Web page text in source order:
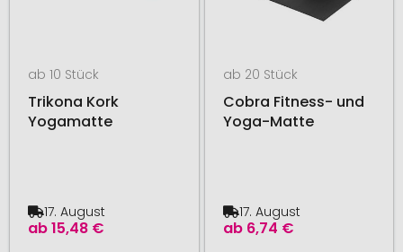
ab 10 Stück
Trikona Kork
Yogamatte
ab15,48 €
17. August
ab 20 Stück
Cobra Fitness- und
Yoga-Matte
ab 6,74 €
17. August